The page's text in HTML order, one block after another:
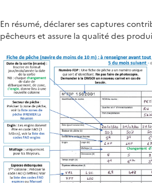
En résumé, déclarer ses captures
pêcheurs et assure la qualité des